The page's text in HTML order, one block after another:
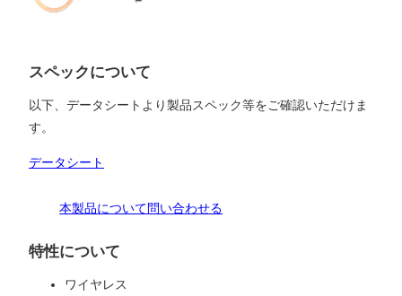
スペックについて
以下、データシートより製品スペック等をご確認いただけま
す。
データシート
本製品について問い合わせる
特性について
ワイヤレス